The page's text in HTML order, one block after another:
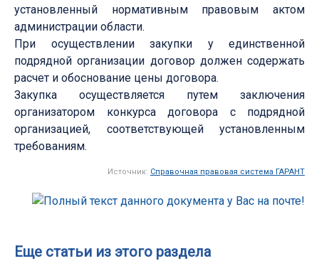
установленный нормативным правовым актом
администрации области.
При осуществлении закупки у единственной
подрядной организации договор должен содержать
расчет и обоснование цены договора.
Закупка осуществляется путем заключения
организатором конкурса договора с подрядной
организацией, соответствующей установленным
требованиям.
Источник: Справочная правовая система ГАРАНТ
Еще статьи из этого раздела